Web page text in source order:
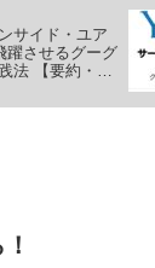
サイド・ユア
させるグーグ
法 【要約・ま